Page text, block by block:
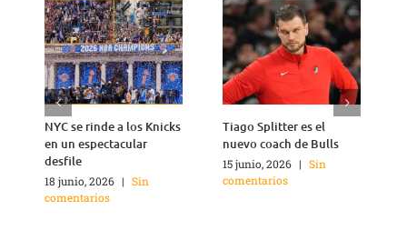
NYC se rinde a los Knicks
en un espectacular
desfile
18 junio, 2026 | Sin
comentarios
Tiago Splitter es el
nuevo coach de Bulls
15 junio, 2026 | Sin
comentarios